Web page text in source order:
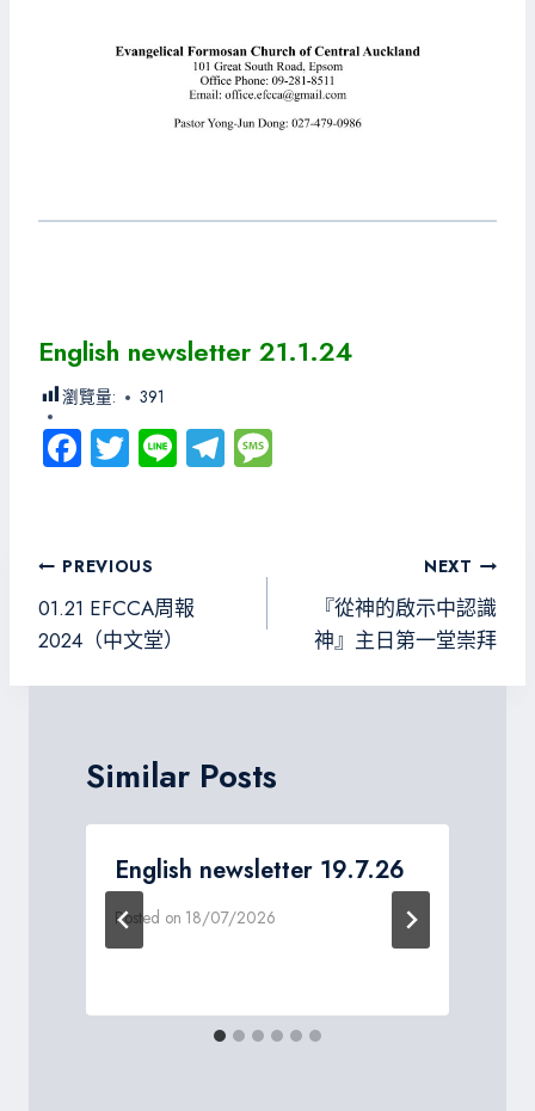
English newsletter 21.1.24
瀏覽量: 391
Fa
o
ok
T
er
Li Te
文
章
導
覽
PREVIOUS
01.21 EFCCA周報
2024（中文堂）
NEXT
『從神的啟示中認識
神』主日第一堂崇拜
Similar Posts
English newsletter 19.7.26
Posted on 18/07/2026